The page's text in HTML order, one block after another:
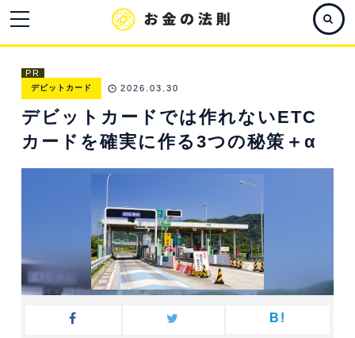
PR
デビットカード 2026.03.30
デビットカードでは作れないETC
カードを確実に作る3つの秘策＋α
B!